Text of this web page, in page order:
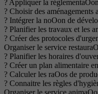
? Appliquer la
? Choisir des aménagements
? Intégrer la noOon de
? Planifier les travaux et les
? Créer des protocoles
Organiser le service
? Planifier les horaires
? Créer un plan alimentaire
? Calculer les raOos de
? Connaitre les règles
Organiser le service